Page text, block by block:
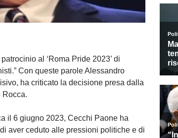
al ‘Roma Pride 2023’ di
Con queste parole Alessandro
ha criticato la decisione presa dalla
Rocca.
il 6 giugno 2023, Cecchi Paone ha
aver ceduto alle pressioni politiche e di